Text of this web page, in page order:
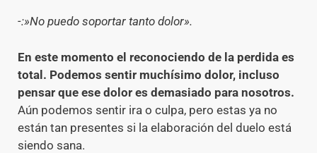
-:»No puedo soportar tanto dolor».
En este momento el reconociendo de la perdida es
total. Podemos sentir muchísimo dolor, incluso
pensar que ese dolor es demasiado para nosotros.
Aún podemos sentir ira o culpa, pero estas ya no
están tan presentes si la elaboración del duelo está
siendo sana.